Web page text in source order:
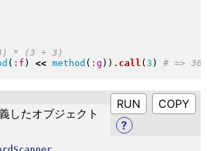
( :f ) << method ( :g ) ) . call ( 3 )
したオブジェクト
RUN
?